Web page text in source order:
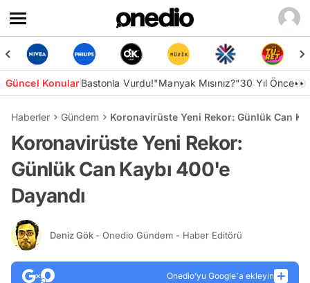
Güncel KonularBastonla Vurdu!"Manyak Mısınız?"30 Yıl Önce👀
Haberler Gündem Koronavirüste Yeni Rekor: Günlük Can
Koronavirüste Yeni Rekor:
Günlük Can Kaybı 400'e
Dayandı
Deniz Gök - Onedio Gündem - Haber Editörü
Onedio’yu Google'a ekleyin